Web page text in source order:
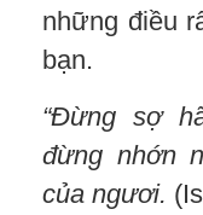
những điều
bạn.
“Đừng sợ
đừng nhớn
của ngươi.